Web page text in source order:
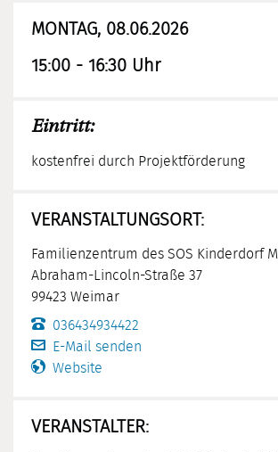
MONTAG, 08.06.2026
15:00 - 16:30 Uhr
Eintritt:
kostenfrei durch Projektförderung
VERANSTALTUNGSORT:
Familienzentrum des SOS Kinderdorf
Abraham-Lincoln-Straße 37
99423 Weimar
036434934422
E-Mail senden
Website
VERANSTALTER: